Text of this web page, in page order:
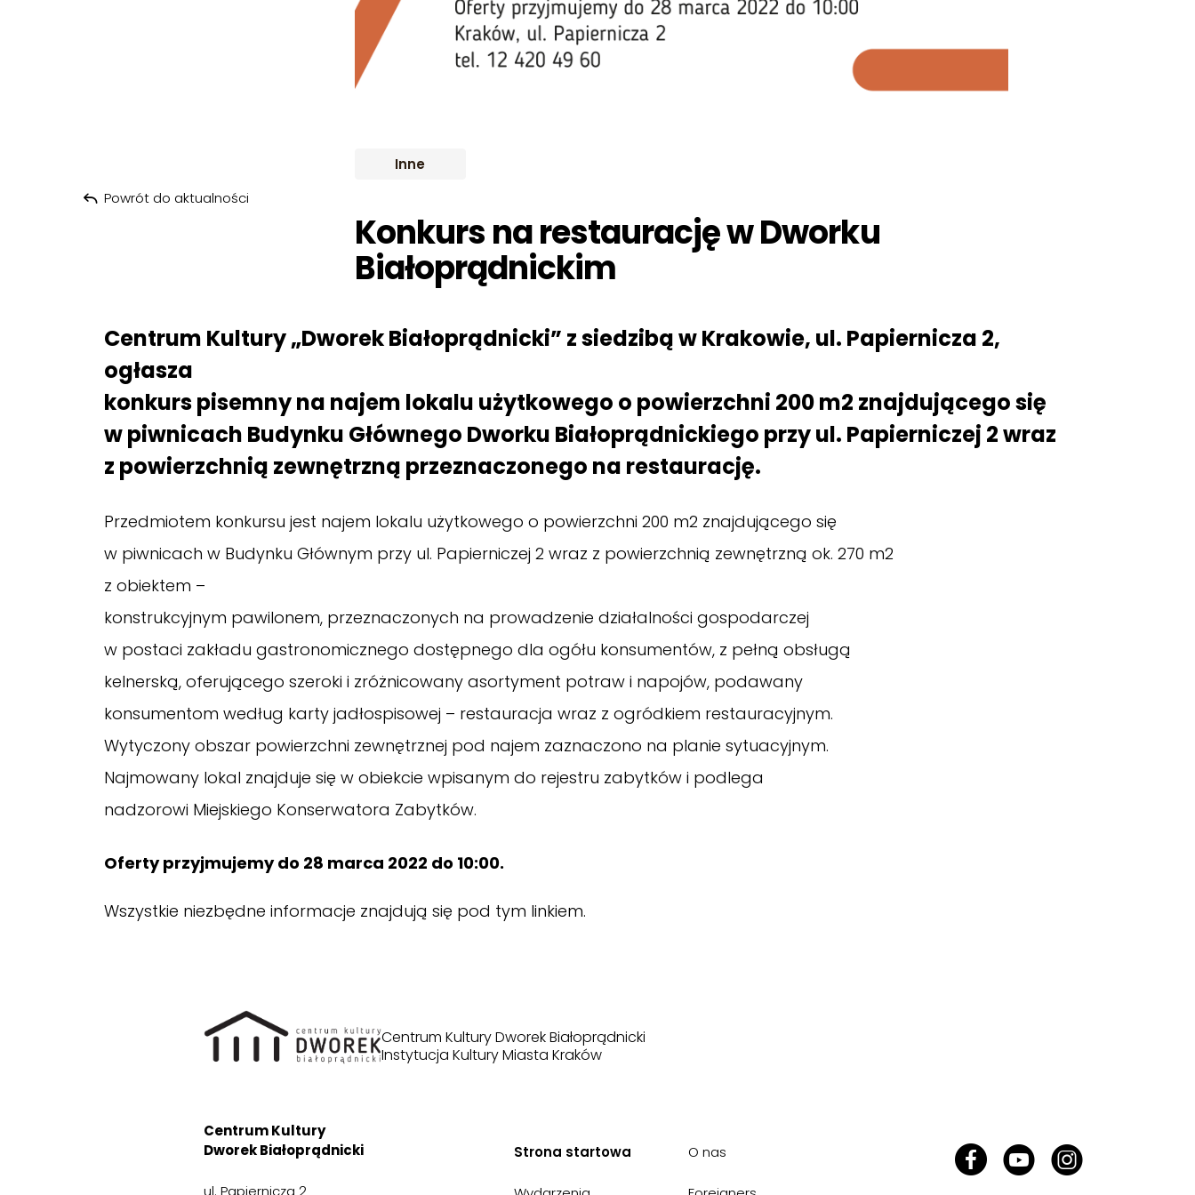
Inne
Konkurs na restaurację w Dworku
Białoprądnickim
Powrót do aktualności
Centrum Kultury „Dworek Białoprądnicki” z siedzibą w Krakowie, ul. Papiernicza 2,
ogłasza
konkurs pisemny na najem lokalu użytkowego o powierzchni 200 m2 znajdującego się
w piwnicach Budynku Głównego Dworku Białoprądnickiego przy ul. Papierniczej 2 wraz
z powierzchnią zewnętrzną przeznaczonego na restaurację.
Przedmiotem konkursu jest najem lokalu użytkowego o powierzchni 200 m2 znajdującego się
w piwnicach w Budynku Głównym przy ul. Papierniczej 2 wraz z powierzchnią zewnętrzną ok. 270 m2
z obiektem –
konstrukcyjnym pawilonem, przeznaczonych na prowadzenie działalności gospodarczej
w postaci zakładu gastronomicznego dostępnego dla ogółu konsumentów, z pełną obsługą
kelnerską, oferującego szeroki i zróżnicowany asortyment potraw i napojów, podawany
konsumentom według karty jadłospisowej – restauracja wraz z ogródkiem restauracyjnym.
Wytyczony obszar powierzchni zewnętrznej pod najem zaznaczono na planie sytuacyjnym.
Najmowany lokal znajduje się w obiekcie wpisanym do rejestru zabytków i podlega
nadzorowi Miejskiego Konserwatora Zabytków.
Oferty przyjmujemy do 28 marca 2022 do 10:00.
Wszystkie niezbędne informacje znajdują się pod tym linkiem.
Centrum Kultury Dworek Białoprądnicki
Instytucja Kultury Miasta Kraków
Centrum Kultury
Dworek Białoprądnicki
ul. Papiernicza 2
Strona startowa O nas